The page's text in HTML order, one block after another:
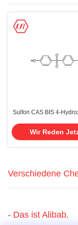
Sulfon CAS BIS 4-
Chemikalien
Wir Reden
Verschiedene
- Das ist Alibab.